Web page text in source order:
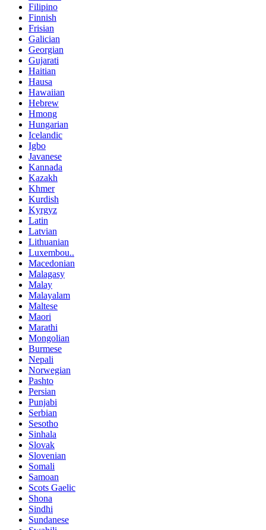
Filipino
Finnish
Frisian
Galician
Georgian
Gujarati
Haitian
Hausa
Hawaiian
Hebrew
Hmong
Hungarian
Icelandic
Igbo
Javanese
Kannada
Kazakh
Khmer
Kurdish
Kyrgyz
Latin
Latvian
Lithuanian
Luxembou..
Macedonian
Malagasy
Malay
Malayalam
Maltese
Maori
Marathi
Mongolian
Burmese
Nepali
Norwegian
Pashto
Persian
Punjabi
Serbian
Sesotho
Sinhala
Slovak
Slovenian
Somali
Samoan
Scots Gaelic
Shona
Sindhi
Sundanese